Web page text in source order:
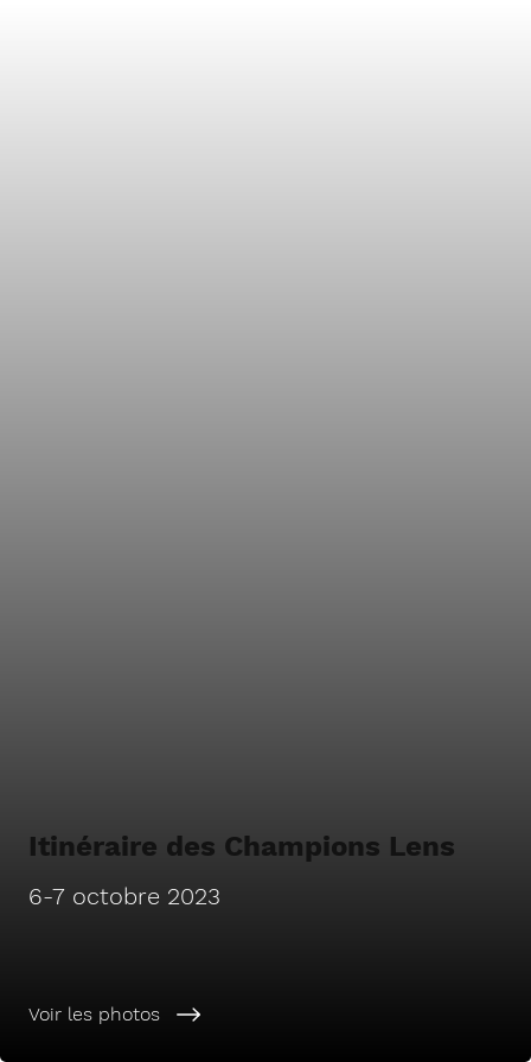
Voir les photos
6-7 octobre 2023
Itinéraire des Champions Lens